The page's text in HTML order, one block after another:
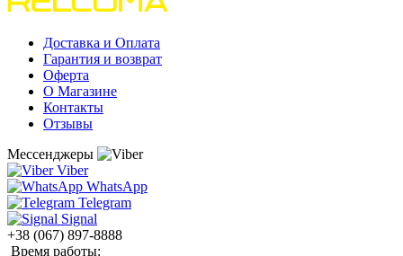
Доставка и Оплата
Гарантия и возврат
Оферта
О Магазине
Контакты
Отзывы
Мессенджеры
Viber
WhatsApp
Telegram
Signal
+38 (067) 897-8888
Время работы: